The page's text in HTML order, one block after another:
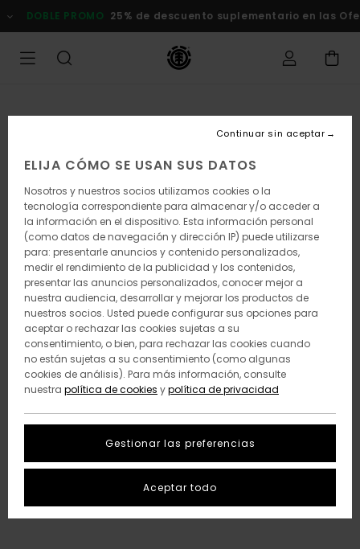
la
PROMO 25% de descuento suplementario en las Ofertas
ELIJA CÓMO SE USAN SUS DATOS
Nosotros y nuestros socios utilizamos cookies o la
tecnología correspondiente para almacenar y/o acceder a
la información en el dispositivo. Esta información personal
(como datos de navegación y dirección IP) puede utilizarse
para: presentarle anuncios y contenido personalizados,
medir el rendimiento de la publicidad y los contenidos,
presentar las anuncios personalizados, conocer mejor a
nuestra audiencia, desarrollar y mejorar los productos de
nuestros socios. Usted puede configurar sus opciones para
aceptar o rechazar las cookies sujetas a su
consentimiento, o bien, para rechazar las cookies cuando
no están sujetas a su consentimiento (como algunas
cookies de análisis). Para más información, consulte
nuestra política de cookies ypolítica de privacidad
Gestionar las preferencias
Continuar sin aceptar
Aceptar todo